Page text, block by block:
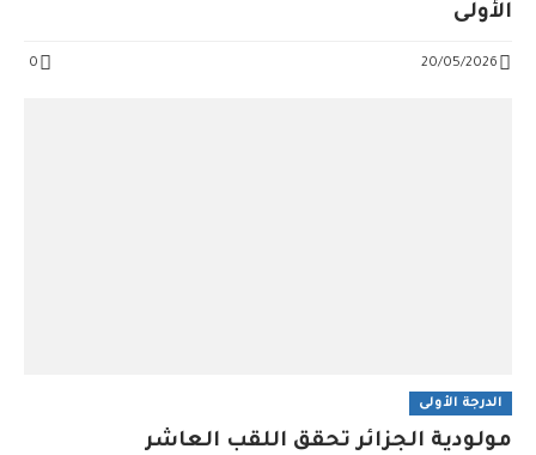
الأولى
20/05/2026
0
الدرجة الأولى
مولودية الجزائر تُحقق اللقب العاشر